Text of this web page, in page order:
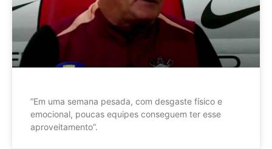
”Em uma semana pesada, com desgaste físico e
emocional, poucas equipes conseguem ter esse
aproveitamento”.